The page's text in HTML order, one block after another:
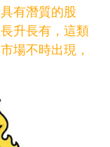
有潛質的股
升長有，這類
場不時出現，